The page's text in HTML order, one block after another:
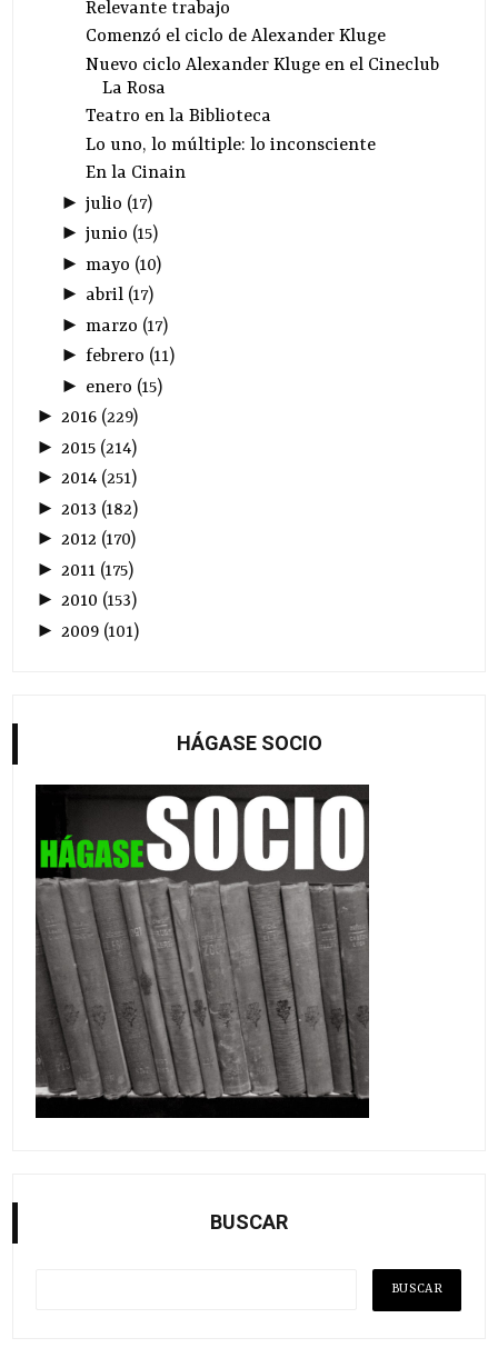
Relevante trabajo
Comenzó el ciclo de Alexander Kluge
Nuevo ciclo Alexander Kluge en el Cineclub
La Rosa
Teatro en la Biblioteca
Lo uno, lo múltiple: lo inconsciente
En la Cinain
► julio (17)
► junio (15)
► mayo (10)
► abril(17)
► marzo (17)
► febrero (11)
► enero (15)
►2016 (229)
► 2015 (214)
►2014 (251)
► 2013 (182)
►2012 (170)
► 2011 (175)
►2010 (153)
► 2009 (101)
HÁGASE SOCIO
BUSCAR